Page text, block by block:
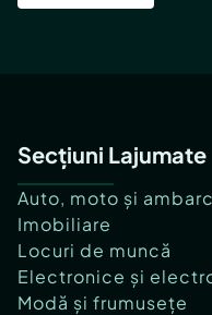
Secțiuni Lajumate
Auto, moto și
Imobiliare
Locuri de muncă
Electronice și
Modă și frumusețe